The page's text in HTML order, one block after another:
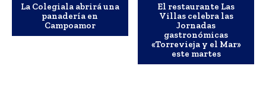
La Colegiala abrirá una
panadería en
Campoamor
El restaurante Las
Villas celebra las
Jornadas
gastronómicas
«Torrevieja y el Mar»
este martes